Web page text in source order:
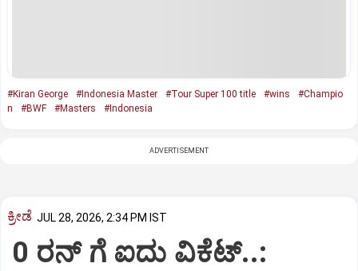
#Kiran George #Indonesia Master #Tour Super 100 title #wins
#Champio
n
#BWF #Masters #Indonesia
ADVERTISEMENT
ಕ್ರೀಡೆ JUL 28, 2026, 2:34 PM IST
0 ರನ್‌ ಗೆ ಐದು ವಿಕೆಟ್..:‌